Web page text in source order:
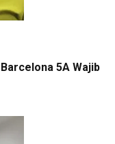
5A Wajib